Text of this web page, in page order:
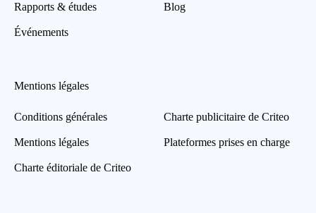
Rapports & études
Événements
Blog
Mentions légales
Conditions générales
Mentions légales
Charte éditoriale de Criteo
Charte publicitaire de Criteo
Plateformes prises en charge